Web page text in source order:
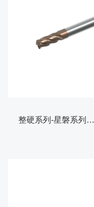
整硬系列-星磐系列高硬钢铣刀-圆角铣刀